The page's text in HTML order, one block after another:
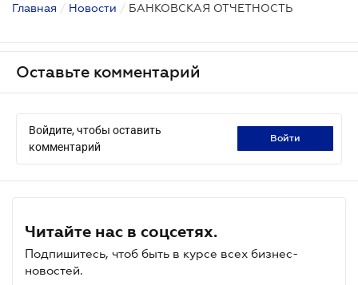
Главная / Новости / БАНКОВСКАЯ ОТЧЕТНОСТЬ
Оставьте комментарий
Войдите, чтобы оставить
комментарий
войти
Читайте нас в соцсетях.
Подпишитесь, чтоб быть в курсе всех бизнес-
новостей.